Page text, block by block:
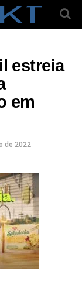
estreia
em
de 2022